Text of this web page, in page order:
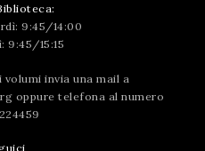
9:45/14:00
9:45/15:15
invia una mail a
oppure telefona al numero